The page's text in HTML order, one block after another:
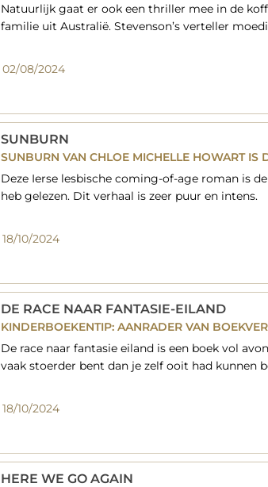
Natuurlijk gaat er ook een thriller mee in de
familie uit Australië. Stevenson’s verteller
02/08/2024
SUNBURN
SUNBURN VAN CHLOE MICHELLE HOWART IS
Deze Ierse lesbische coming-of-age roman is
heb gelezen. Dit verhaal is zeer puur en intens.
18/10/2024
DE RACE NAAR FANTASIE-EILAND
KINDERBOEKENTIP: AANRADER VAN
De race naar fantasie eiland is een boek vol
vaak stoerder bent dan je zelf ooit had kunnen
18/10/2024
HERE WE GO AGAIN